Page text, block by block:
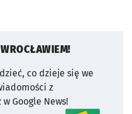
co dzieje się we
z
Google News!